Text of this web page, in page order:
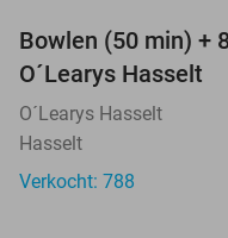
Bowlen (50 min) +
O´Learys Hasselt
O´Learys Hasselt
Hasselt
Verkocht: 788